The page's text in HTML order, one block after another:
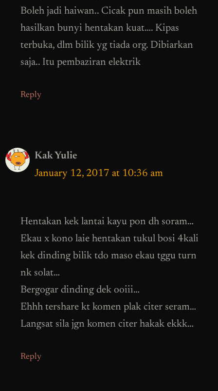
Boleh jadi haiwan.. Cicak pun masih boleh
hasilkan bunyi hentakan kuat…. Kipas
terbuka, dlm bilik yg tiada org. Dibiarkan
saja.. Itu pembaziran elektrik
Reply
Kak Yulie
January 12, 2017 at 10:36 am
Hentakan kek lantai kayu pon dh soram…
Ekau x kono laie hentakan tukul bosi 4kali
kek dinding bilik tdo maso ekau tggu turn
nk solat…
Bergogar dinding dek ooiii…
Ehhh tershare kt komen plak citer seram…
Langsat sila jgn komen citer hakak ekkk…
Reply